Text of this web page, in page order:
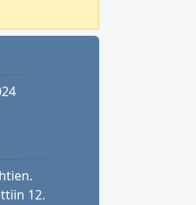
12.